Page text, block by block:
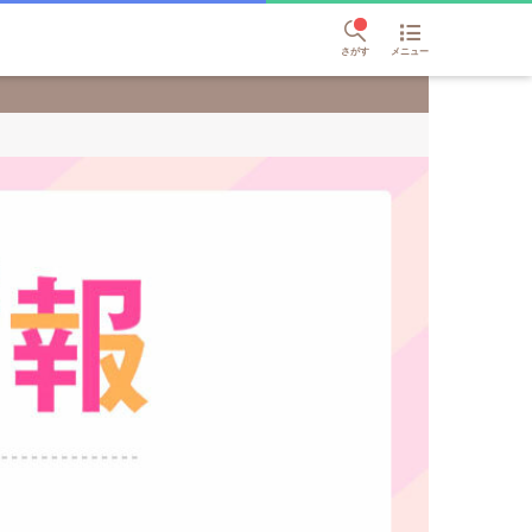
さがす メニュー